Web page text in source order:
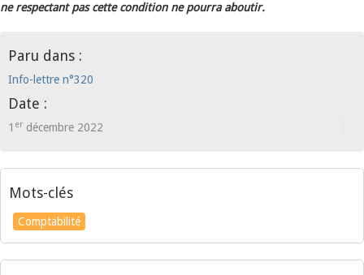
ne respectant pas cette condition ne pourra aboutir.
Paru dans :
Info-lettre n°320
Date :
1 er décembre 2022
Mots-clés
Comptabilité